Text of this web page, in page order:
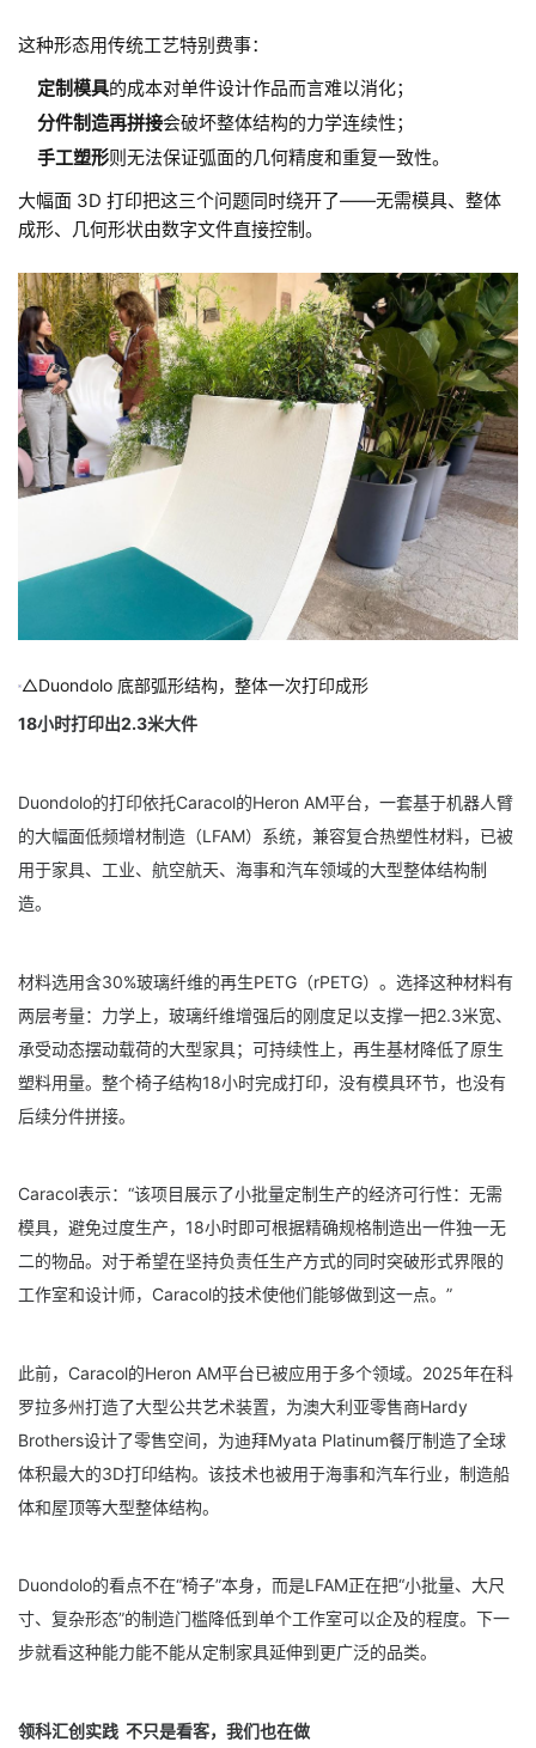
这种形态用传统工艺特别费事：
定制模具的成本对单件设计作品而言难以消化；
分件制造再拼接会破坏整体结构的力学连续性；
手工塑形则无法保证弧面的几何精度和重复一致性。
大幅面 3D 打印把这三个问题同时绕开了——无需模具、整体
成形、几何形状由数字文件直接控制。
△Duondolo 底部弧形结构，整体一次打印成形
18小时打印出2.3米大件
Duondolo的打印依托Caracol的Heron AM平台，一套基于机器人臂
的大幅面低频增材制造（LFAM）系统，兼容复合热塑性材料，已被
用于家具、工业、航空航天、海事和汽车领域的大型整体结构制
造。
材料选用含30%玻璃纤维的再生PETG（rPETG）。选择这种材料有
两层考量：力学上，玻璃纤维增强后的刚度足以支撑一把2.3米宽、
承受动态摆动载荷的大型家具；可持续性上，再生基材降低了原生
塑料用量。整个椅子结构18小时完成打印，没有模具环节，也没有
后续分件拼接。
Caracol表示：“该项目展示了小批量定制生产的经济可行性：无需
模具，避免过度生产，18小时即可根据精确规格制造出一件独一无
二的物品。对于希望在坚持负责任生产方式的同时突破形式界限的
工作室和设计师，Caracol的技术使他们能够做到这一点。”
此前，Caracol的Heron AM平台已被应用于多个领域。2025年在科
罗拉多州打造了大型公共艺术装置，为澳大利亚零售商Hardy
Brothers设计了零售空间，为迪拜Myata Platinum餐厅制造了全球
体积最大的3D打印结构。该技术也被用于海事和汽车行业，制造船
体和屋顶等大型整体结构。
Duondolo的看点不在“椅子”本身，而是LFAM正在把“小批量、大尺
寸、复杂形态”的制造门槛降低到单个工作室可以企及的程度。下一
步就看这种能力能不能从定制家具延伸到更广泛的品类。
领科汇创实践 不只是看客，我们也在做